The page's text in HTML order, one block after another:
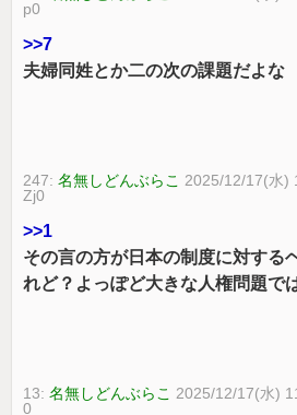
p0
>>7
夫婦同姓とか二の次の課題だよな
247:名無しどんぶらこ 2025/12/17(水)
Zj0
>>1
その言の方が日本の制度に対する
れど？よっぽど大きな人権問題で
13:名無しどんぶらこ 2025/12/17(水)
0